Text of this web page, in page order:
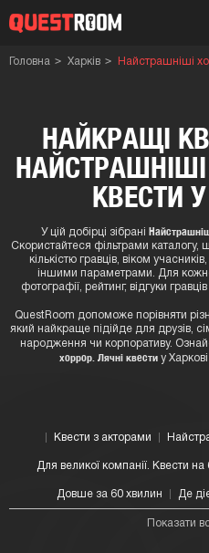
Головна Харків Найстрашніші
НАЙКРАЩІ
КВЕСТИ
У цій добірці зібрані
Скористайтеся фільтрами
кількістю гравців, віком
іншими параметрами. Для
фотографії, рейтинг, відгуки
QuestRoom допоможе порівняти
який найкраще підійде для друзів,
народження чи корпоративу.
хоррор. Лячні квестиу
Квести з акторами
Для великої компанії. Квести на
Довше за 60 хвилин Де
Показати